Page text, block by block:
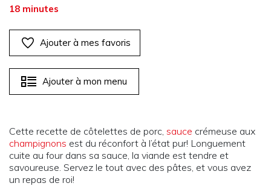
18 minutes
Ajouter à mes favoris
Ajouter à mon menu
Cette recette de côtelettes de porc, sauce crémeuse aux
champignons est du réconfort à l’état pur! Longuement
cuite au four dans sa sauce, la viande est tendre et
savoureuse. Servez le tout avec des pâtes, et vous avez
un repas de roi!